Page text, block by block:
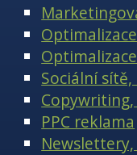
Sociální
PPC reklama